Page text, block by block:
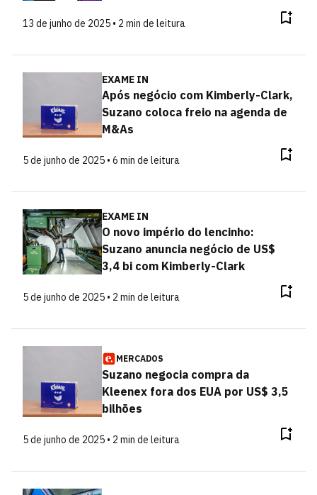
13 de junho de 2025 • 2 min de leitura
EXAME IN
Após negócio com Kimberly-Clark,
Suzano coloca freio na agenda de
M&As
5 de junho de 2025 • 6 min de leitura
EXAME IN
O novo império do lencinho:
Suzano anuncia negócio de US$
3,4 bi com Kimberly-Clark
5 de junho de 2025 • 2 min de leitura
MERCADOS
Suzano negocia compra da
Kleenex fora dos EUA por US$ 3,5
bilhões
5 de junho de 2025 • 2 min de leitura